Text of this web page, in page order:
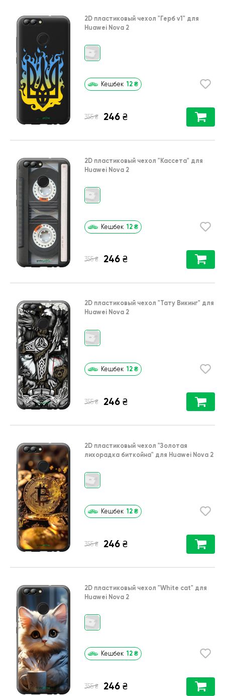
2D пластиковый чехол "Герб v1" для
Huawei Nova 2
Кешбек 12 ₴
355 ₴ 246 ₴
2D пластиковый чехол "Кассета" для
Huawei Nova 2
Кешбек 12 ₴
355 ₴ 246 ₴
2D пластиковый чехол "Тату Викинг" для
Huawei Nova 2
Кешбек 12 ₴
355 ₴ 246 ₴
2D пластиковый чехол "Золотая
лихорадка биткойна" для Huawei Nova 2
Кешбек 12 ₴
355 ₴ 246 ₴
2D пластиковый чехол "White cat" для
Huawei Nova 2
Кешбек 12 ₴
355 ₴ 246 ₴